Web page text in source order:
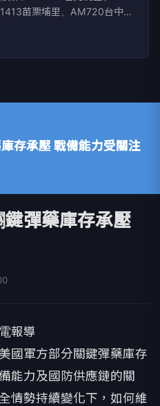
苗栗埔里、AM720台中彰
義雲林、AM1296台南、
宜蘭、AM819台東、
玉里
存承壓 戰備能力受關注
彈藥庫存承壓
報導
國軍方部分關鍵彈藥庫存
能力及國防供應鏈的關
情勢持續變化下，如何維